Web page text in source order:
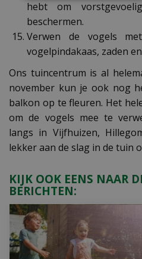
hebt om
beschermen.
Verwen de vogels
vogelpindakaas, zaden
Ons tuincentrum is al
november kun je ook nog
balkon op te fleuren. Het
om de vogels mee te
langs in Vijfhuizen,
lekker aan de slag in de tuin
KIJK OOK EENS NAAR
BERICHTEN: